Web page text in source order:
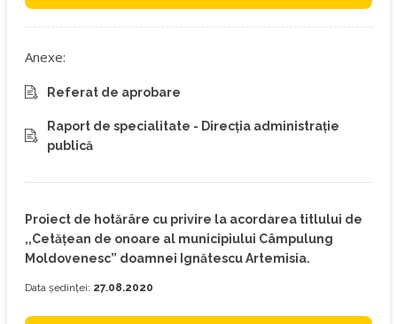
Anexe:
Referat de aprobare
Raport de specialitate - Direcția administrație
publică
Proiect de hotărâre cu privire la acordarea titlului de
,,Cetățean de onoare al municipiului Câmpulung
Moldovenesc” doamnei Ignătescu Artemisia.
Data ședinței: 27.08.2020